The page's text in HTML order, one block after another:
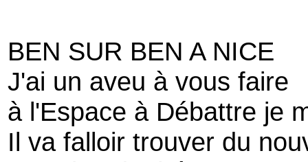
BEN SUR BEN A NICE
J'ai un aveu à vous faire
à l'Espace à Débattre je
Il va falloir trouver du